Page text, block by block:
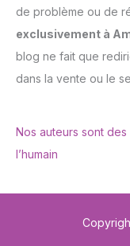
de problème ou de
exclusivement à
blog ne fait que
dans la vente ou le
Nos auteurs sont
l’humain